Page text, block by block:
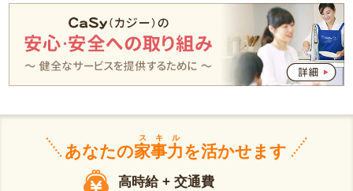
あなたの家事力
スキル
を活かせます
高時給 + 交通費